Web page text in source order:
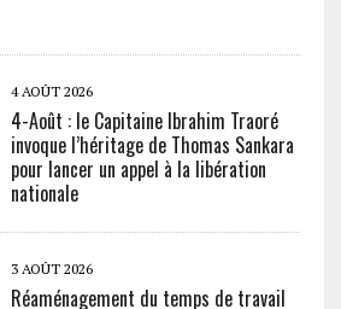
4 AOÛT 2026
4-Août : le Capitaine Ibrahim Traoré
invoque l’héritage de Thomas Sankara
pour lancer un appel à la libération
nationale
3 AOÛT 2026
Réaménagement du temps de travail